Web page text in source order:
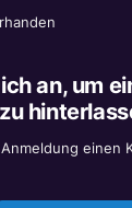
an, um
zu
einen